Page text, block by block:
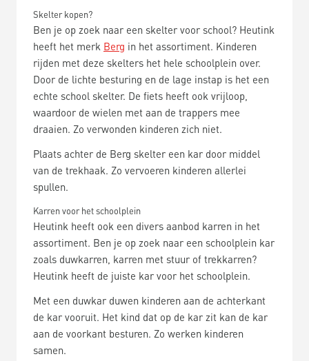
Skelter kopen?
Ben je op zoek naar een skelter voor school? Heutink
heeft het merk Berg in het assortiment. Kinderen
rijden met deze skelters het hele schoolplein over.
Door de lichte besturing en de lage instap is het een
echte school skelter. De fiets heeft ook vrijloop,
waardoor de wielen met aan de trappers mee
draaien. Zo verwonden kinderen zich niet.
Plaats achter de Berg skelter een kar door middel
van de trekhaak. Zo vervoeren kinderen allerlei
spullen.
Karren voor het schoolplein
Heutink heeft ook een divers aanbod karren in het
assortiment. Ben je op zoek naar een schoolplein kar
zoals duwkarren, karren met stuur of trekkarren?
Heutink heeft de juiste kar voor het schoolplein.
Met een duwkar duwen kinderen aan de achterkant
de kar vooruit. Het kind dat op de kar zit kan de kar
aan de voorkant besturen. Zo werken kinderen
samen.